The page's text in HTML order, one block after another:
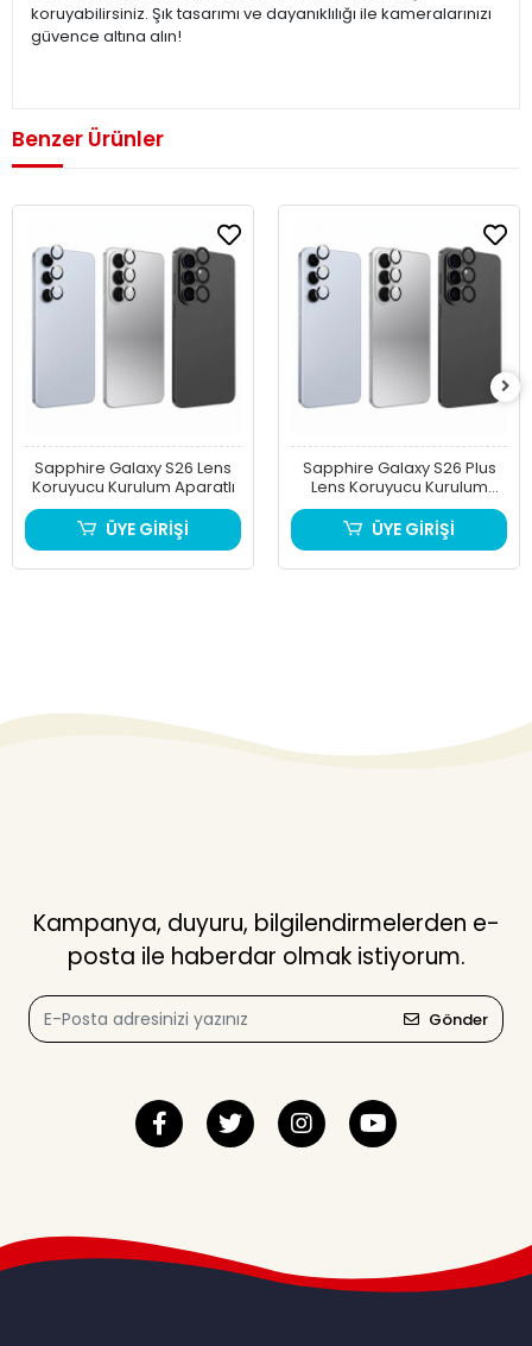
koruyabilirsiniz. Şık tasarımı ve dayanıklılığı ile kameralarınızı
güvence altına alın!
Benzer Ürünler
Sapphire Galaxy S26 Lens
Koruyucu Kurulum Aparatlı
ÜYE GİRİŞİ
Sapphire Galaxy S26 Plus
Lens Koruyucu Kurulum
Aparatlı
ÜYE GİRİŞİ
Kampanya, duyuru, bilgilendirmelerden e-
posta ile haberdar olmak istiyorum.
Gönder